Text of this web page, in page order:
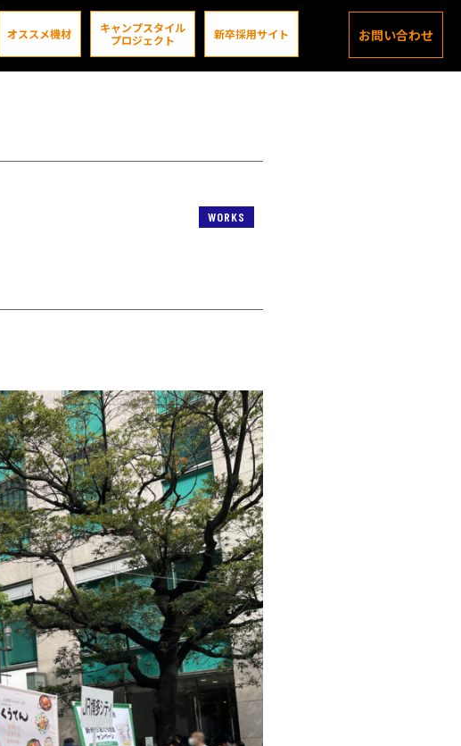
オススメ機材
キャンプスタイル
プロジェクト
新卒採用サイト お問い合わせ
WORKS